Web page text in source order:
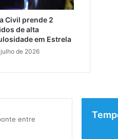
Civil prende 2
de alta
em Estrela
de 2026